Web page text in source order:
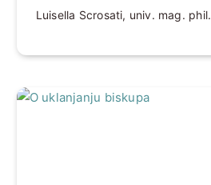
Luisella Scrosati, univ. mag. phil.